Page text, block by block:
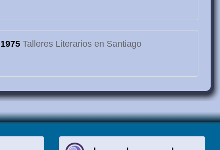
1975Talleres Literarios en Santiago